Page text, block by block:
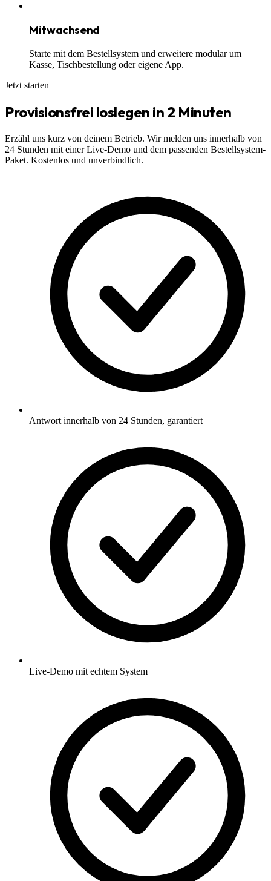
Mitwachsend
Starte mit dem Bestellsystem und erweitere modular um
Kasse, Tischbestellung oder eigene App.
Jetzt starten
Provisionsfrei loslegen in 2 Minuten
Erzähl uns kurz von deinem Betrieb. Wir melden uns innerhalb von
24 Stunden mit einer Live-Demo und dem passenden Bestellsystem-
Paket. Kostenlos und unverbindlich.
Antwort innerhalb von 24 Stunden, garantiert
Live-Demo mit echtem System